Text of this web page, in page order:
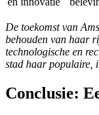
De toekomst van
behouden van haar
technologische en
stad haar populaire,
Conclusie: